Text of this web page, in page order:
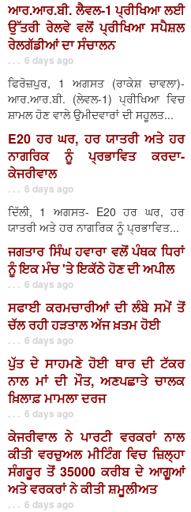
ਆਰ.ਆਰ.ਬੀ. ਲੈਵਲ-1 ਪ੍ਰੀਖਿਆ ਲਈ
ਉੱਤਰੀ ਰੇਲਵੇ ਵਲੋਂ ਪ੍ਰੀਖਿਆ ਸਪੈਸ਼ਲ
ਰੇਲਗੱਡੀਆਂ ਦਾ ਸੰਚਾਲਨ
. . . 6 days ago
ਫਿਰੋਜ਼ਪੁਰ, 1 ਅਗਸਤ (ਰਾਕੇਸ਼ ਚਾਵਲਾ)-
ਆਰ.ਆਰ.ਬੀ. (ਲੇਵਲ-1) ਪ੍ਰੀਖਿਆ ਵਿਚ
ਸ਼ਾਮਲ ਹੋਣ ਵਾਲੇ ਉਮੀਦਵਾਰਾਂ ਦੀ ਸਹੂਲਤ...
E20 ਹਰ ਘਰ, ਹਰ ਯਾਤਰੀ ਅਤੇ ਹਰ
ਨਾਗਰਿਕ ਨੂੰ ਪ੍ਰਭਾਵਿਤ ਕਰਦਾ-
ਕੇਜਰੀਵਾਲ
. . . 6 days ago
ਦਿੱਲੀ, 1 ਅਗਸਤ- E20 ਹਰ ਘਰ, ਹਰ
ਯਾਤਰੀ ਅਤੇ ਹਰ ਨਾਗਰਿਕ ਨੂੰ ਪ੍ਰਭਾਵਿਤ...
ਜਗਤਾਰ ਸਿੰਘ ਹਵਾਰਾ ਵਲੋਂ ਪੰਥਕ ਧਿਰਾਂ
ਨੂੰ ਇਕ ਮੰਚ 'ਤੇ ਇਕੱਠੇ ਹੋਣ ਦੀ ਅਪੀਲ
. . . 6 days ago
ਸਫਾਈ ਕਰਮਚਾਰੀਆਂ ਦੀ ਲੰਬੇ ਸਮੇਂ ਤੋਂ
ਚੱਲ ਰਹੀ ਹੜਤਾਲ ਅੱਜ ਖ਼ਤਮ ਹੋਈ
. . . 6 days ago
ਪੁੱਤ ਦੇ ਸਾਹਮਣੇ ਹੋਈ ਥਾਰ ਦੀ ਟੱਕਰ
ਨਾਲ ਮਾਂ ਦੀ ਮੌਤ, ਅਣਪਛਾਤੇ ਚਾਲਕ
ਖ਼ਿਲਾਫ਼ ਮਾਮਲਾ ਦਰਜ
. . . 6 days ago
ਕੇਜਰੀਵਾਲ ਨੇ ਪਾਰਟੀ ਵਰਕਰਾਂ ਨਾਲ
ਕੀਤੀ ਵਰਚੁਅਲ ਮੀਟਿੰਗ ਵਿਚ ਜ਼ਿਲ੍ਹਾ
ਸੰਗਰੂਰ ਤੋਂ 35000 ਕਰੀਬ ਦੇ ਆਗੂਆਂ
ਅਤੇ ਵਰਕਰਾਂ ਨੇ ਕੀਤੀ ਸ਼ਮੂਲੀਅਤ
. . . 6 days ago